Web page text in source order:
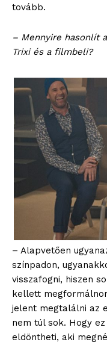
tovább.
– Mennyire hasonlít
Trixi és a filmbeli?
– Alapvetően
színpadon,
visszafogni, hiszen
kellett
jelent megtalálni az
nem túl sok. Hogy
eldöntheti, aki